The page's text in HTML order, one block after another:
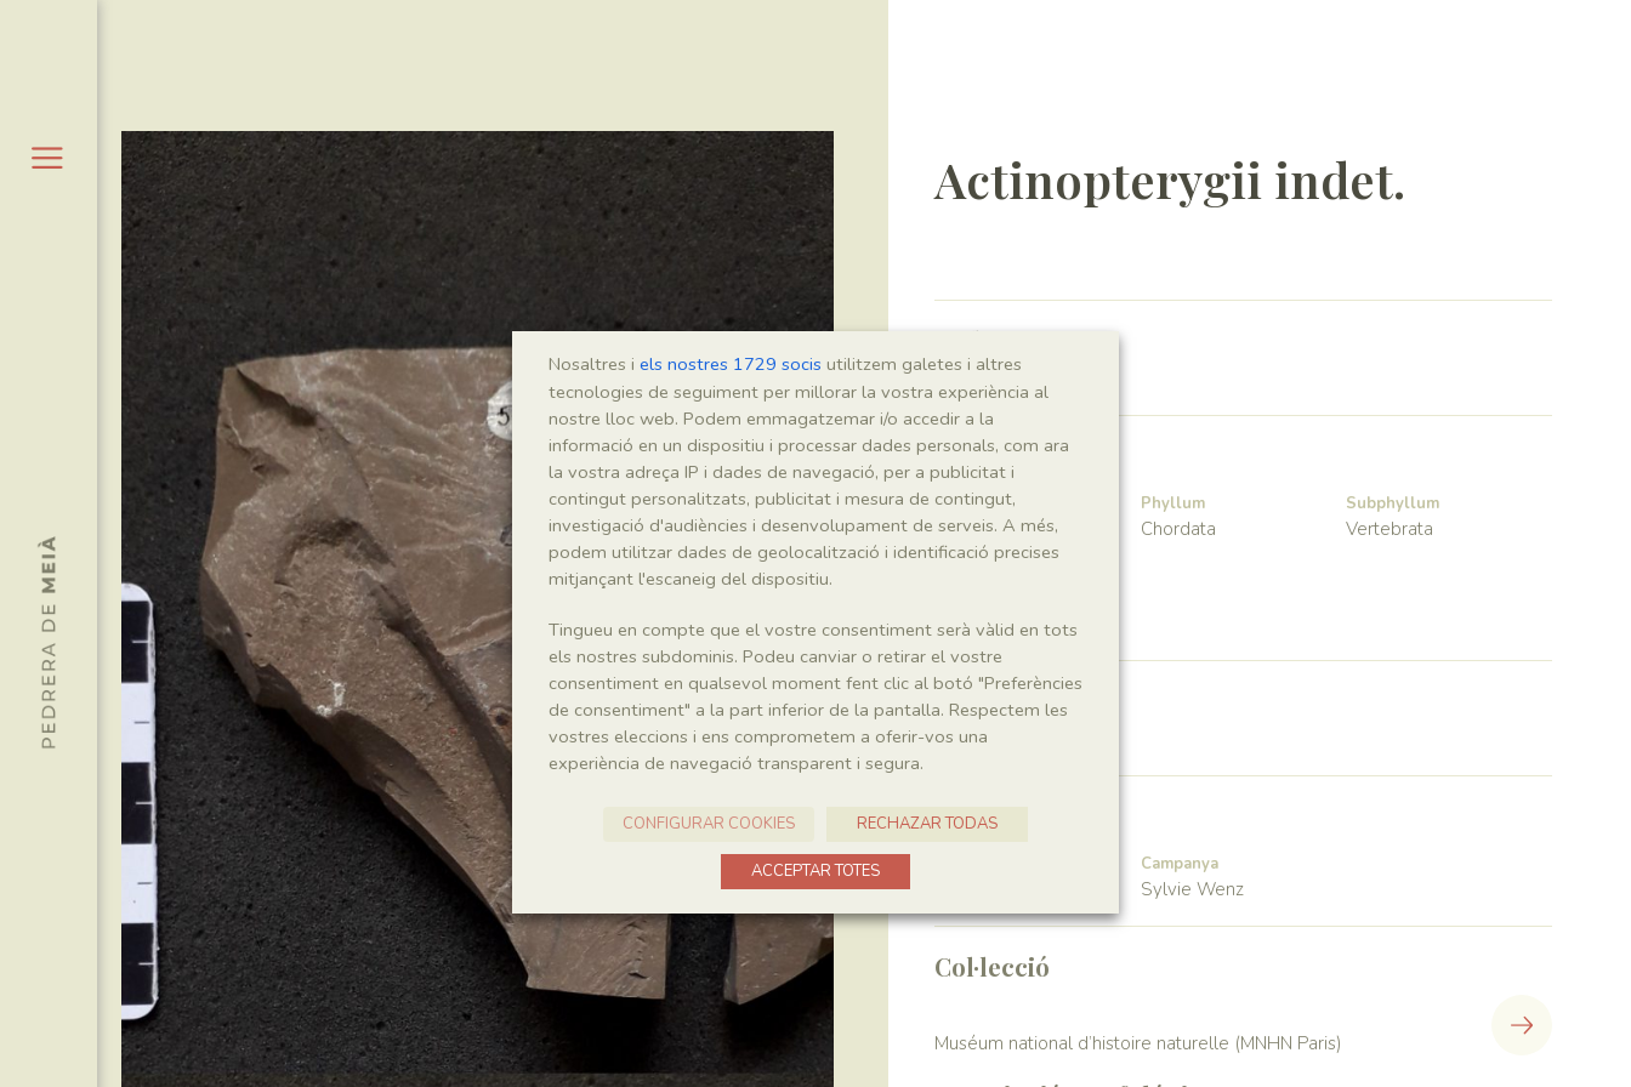
Actinopterygii indet.
Sigla
MSE 542 a-b
Taxonomia
Regne
Animalia
Phyllum
Chordata
Subphyllum
Vertebrata
Actinopterygii
Localitat
Pedrera de Meià
Recol·lecció
Campanya
Sylvie Wenz
Col·lecció
Muséum national d’histoire naturelle (MNHN Paris)
Nosaltres i els nostres 1729 socis utilitzem galetes i altres
tecnologies de seguiment per millorar la vostra experiència al
nostre lloc web. Podem emmagatzemar i/o accedir a la
informació en un dispositiu i processar dades personals, com ara
la vostra adreça IP i dades de navegació, per a publicitat i
contingut personalitzats, publicitat i mesura de contingut,
investigació d'audiències i desenvolupament de serveis. A més,
podem utilitzar dades de geolocalització i identificació precises
mitjançant l'escaneig del dispositiu.
Tingueu en compte que el vostre consentiment serà vàlid en tots
els nostres subdominis. Podeu canviar o retirar el vostre
consentiment en qualsevol moment fent clic al botó "Preferències
de consentiment" a la part inferior de la pantalla. Respectem les
vostres eleccions i ens comprometem a oferir-vos una
experiència de navegació transparent i segura.
CONFIGURAR COOKIES RECHAZAR TODAS
ACCEPTAR TOTES